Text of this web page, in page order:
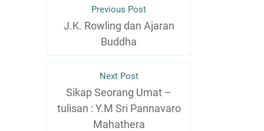
Previous Post
J.K. Rowling dan Ajaran
Buddha
Next Post
Sikap Seorang Umat –
tulisan : Y.M Sri Pannavaro
Mahathera